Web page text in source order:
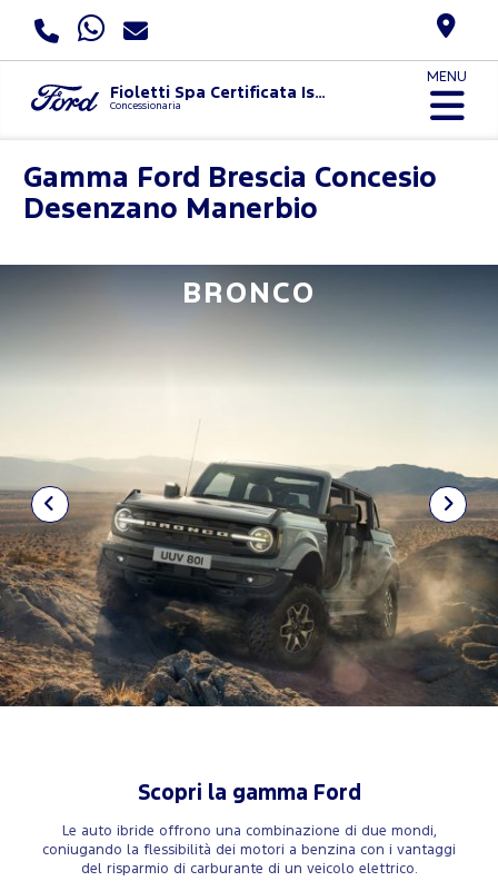
Fioletti Spa Certificata Iso 9001:2015 E Uni Pdr 125:2022
Concessionaria
MENU
Gamma Ford
Brescia Concesio
Desenzano Manerbio
Scopri la gamma Ford
Le auto ibride offrono una combinazione di due mondi,
coniugando la flessibilità dei motori a benzina con i vantaggi
del risparmio di carburante di un veicolo elettrico.